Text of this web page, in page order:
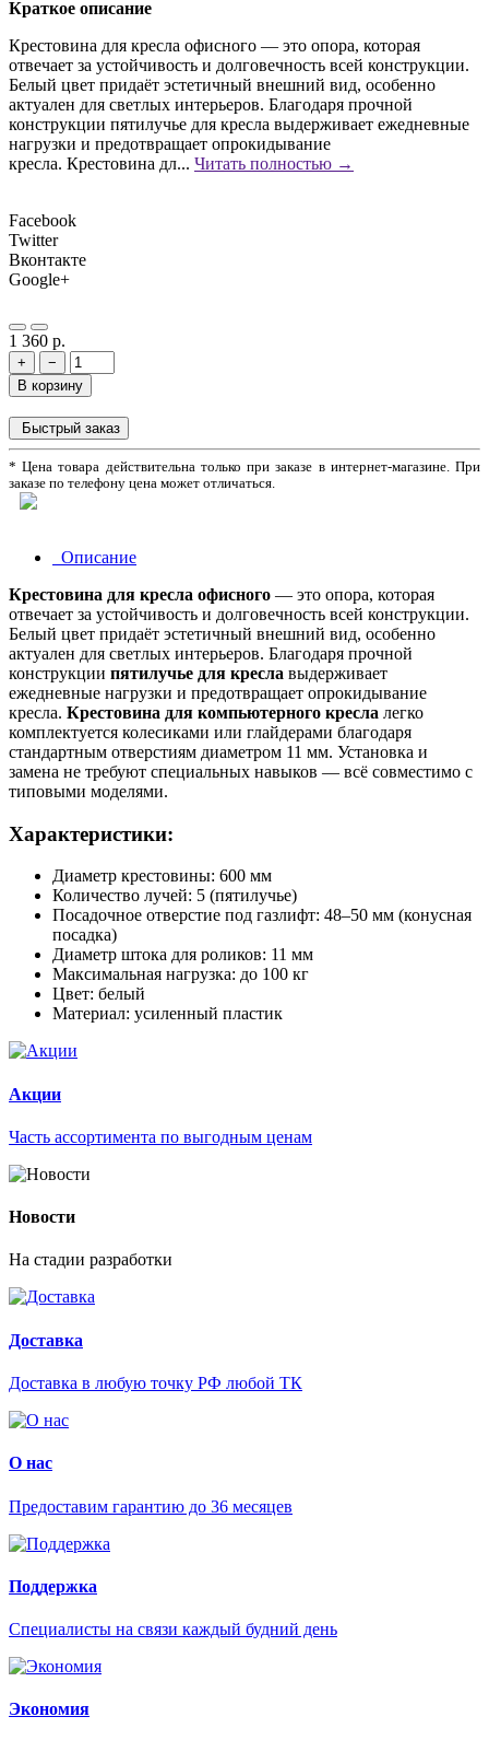
Краткое описание
Крестовина для кресла офисного — это опора, которая
отвечает за устойчивость и долговечность всей конструкции.
Белый цвет придаёт эстетичный внешний вид, особенно
актуален для светлых интерьеров. Благодаря прочной
конструкции пятилучье для кресла выдерживает ежедневные
нагрузки и предотвращает опрокидывание
кресла. Крестовина дл... Читать полностью →
Facebook
Twitter
Вконтакте
Google+
1 360 р.
+
−
В корзину
Быстрый заказ
* Цена товара действительна только при заказе в интернет-магазине. При
заказе по телефону цена может отличаться.
Описание
Крестовина для кресла офисного — это опора, которая
отвечает за устойчивость и долговечность всей конструкции.
Белый цвет придаёт эстетичный внешний вид, особенно
актуален для светлых интерьеров. Благодаря прочной
конструкции пятилучье для кресла выдерживает
ежедневные нагрузки и предотвращает опрокидывание
кресла. Крестовина для компьютерного кресла легко
комплектуется колесиками или глайдерами благодаря
стандартным отверстиям диаметром 11 мм. Установка и
замена не требуют специальных навыков — всё совместимо с
типовыми моделями.
Характеристики:
Диаметр крестовины: 600 мм
Количество лучей: 5 (пятилучье)
Посадочное отверстие под газлифт: 48–50 мм (конусная
посадка)
Диаметр штока для роликов: 11 мм
Максимальная нагрузка: до 100 кг
Цвет: белый
Материал: усиленный пластик
Акции
Часть ассортимента по выгодным ценам
Новости
На стадии разработки
Доставка
Доставка в любую точку РФ любой ТК
О нас
Предоставим гарантию до 36 месяцев
Поддержка
Специалисты на связи каждый будний день
Экономия